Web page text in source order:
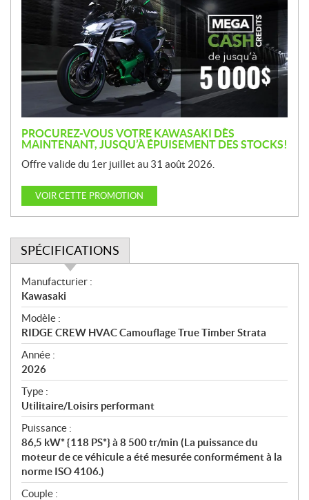
o
PROCUREZ-VOUS VOTRE KAWASAKI DÈS
MAINTENANT, JUSQU’À ÉPUISEMENT DES STOCKS!
Offre valide du 1er juillet au 31 août 2026.
VOIR CETTE PROMOTION
SPÉCIFICATIONS
S
p
é
c
i
f
i
c
a
t
i
o
n
s
Manufacturier :
Kawasaki
Modèle :
RIDGE CREW HVAC Camouflage True Timber Strata
Année :
2026
Type :
Utilitaire/Loisirs performant
Puissance :
86,5 kW* {118 PS*} à 8 500 tr/min (La puissance du
moteur de ce véhicule a été mesurée conformément à la
norme ISO 4106.)
Couple :